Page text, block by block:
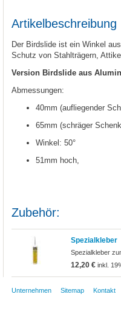
Artikelbeschreibung
Der Birdslide ist ein Winkel
Schutz von Stahlträgern,
Version Birdslide aus
Abmessungen:
40mm (aufliegender
65mm (schräger
Winkel: 50°
51mm hoch,
Zubehör:
Spezialkleber
Spezialkleber
12,20 €inkl.
Unternehmen Sitemap Kontakt